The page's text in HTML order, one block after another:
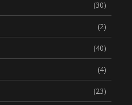
(30)
(2)
(40)
(4)
(23)